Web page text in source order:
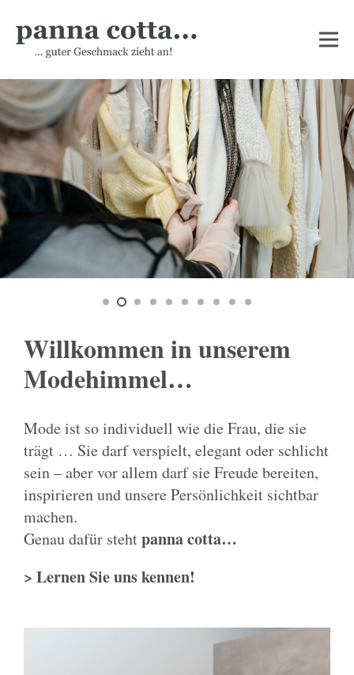
Willkommen in unserem
Modehimmel…
Mode ist so individuell wie die Frau, die sie
trägt … Sie darf verspielt, elegant oder schlicht
sein – aber vor allem darf sie Freude bereiten,
inspirieren und unsere Persönlichkeit sichtbar
machen.
Genau dafür stehtpanna cotta…
> Lernen Sie uns kennen!